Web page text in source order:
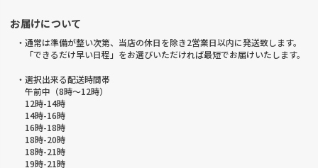
お届けについて
・通常は準備が整い次第、当店の休日を除き2営業日以内に発送致します。
「できるだけ早い日程」をお選びいただければ最短でお届けいたします。
・選択出来る配送時間帯
午前中（8時～12時）
12時-14時
14時-16時
16時-18時
18時-20時
18時-21時
19時-21時